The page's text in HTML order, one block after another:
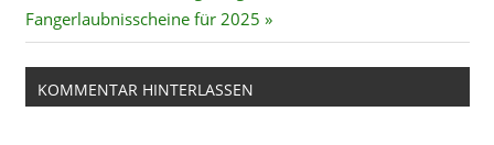
Beitrag:
Fangerlaubnisscheine für 2025
KOMMENTAR HINTERLASSEN